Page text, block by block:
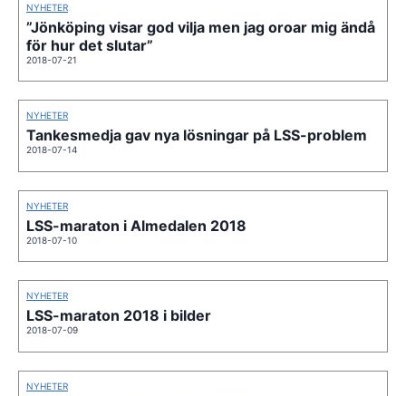
NYHETER
”Jönköping visar god vilja men jag oroar mig ändå
för hur det slutar”
2018-07-21
NYHETER
Tankesmedja gav nya lösningar på LSS-problem
2018-07-14
NYHETER
LSS-maraton i Almedalen 2018
2018-07-10
NYHETER
LSS-maraton 2018 i bilder
2018-07-09
NYHETER